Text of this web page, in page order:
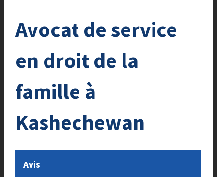
Avocat de service
en droit de la
famille à
Kashechewan
Avis